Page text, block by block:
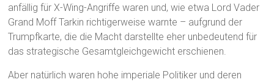
anfällig für X-Wing-Angriffe waren und, wie etwa Lord Vader
Grand Moff Tarkin richtigerweise warnte – aufgrund der
Trumpfkarte, die die Macht darstellte eher unbedeutend für
das strategische Gesamtgleichgewicht erschienen.
Aber natürlich waren hohe imperiale Politiker und deren